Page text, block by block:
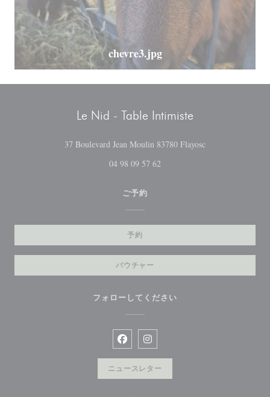
chevre3.jpg
Le Nid - Table Intimiste
37 Boulevard Jean Moulin 83780 Flayosc((新しいウィン
04 98 09 57 62
ご予約
予約
バウチャー
フォローしてください
Facebook ((新しいウィンドウで開
Instagram ((新しいウィンド
ニュースレター